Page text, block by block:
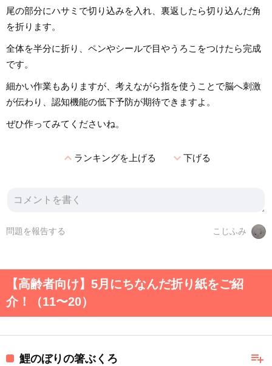
尾の部分にハサミで切り込みを入れ、裏返したら切り込んだ角
を折ります。
全体を半分に折り、ペンやシールで目やうろこをつけたら完成
です。
細かい作業もありますが、考えながら指を使うことで脳へ刺激
が伝わり、認知機能の低下予防が期待できますよ。
ぜひ作ってみてくださいね。
expand_lessランキングを上げる expand_more下げる
こじふみ
問題を報告する
【高齢者向け】5月にちなんだ折り紙をご紹
介！（11〜20）
playlist_add
鯉のぼりの箸ぶくろ